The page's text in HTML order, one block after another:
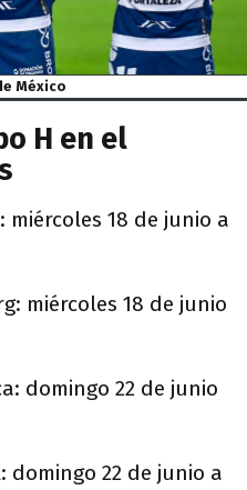
México
H en el
18 de junio a
miércoles 18 de junio
domingo 22 de junio
domingo 22 de junio a